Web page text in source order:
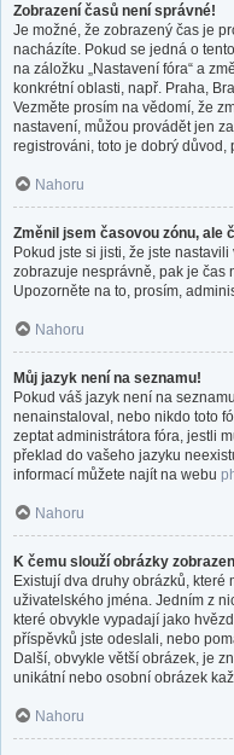
Zobrazení časů není správné!
Je možné, že zobrazený čas je
nacházíte. Pokud se jedná o
na záložku „Nastavení fóra“ a
konkrétní oblasti, např. Praha,
Vezměte prosím na vědomí, že
nastavení, můžou provádět jen
registrováni, toto je dobrý důvod,
Nahoru
Změnil jsem časovou zónu, ale
Pokud jste si jisti, že jste
zobrazuje nesprávně, pak je čas
Upozorněte na to, prosím,
Nahoru
Můj jazyk není na seznamu!
Pokud váš jazyk není na
nenainstaloval, nebo nikdo toto
zeptat administrátora fóra, jestli
překlad do vašeho jazyku
informací můžete najít na webu
Nahoru
K čemu slouží obrázky
Existují dva druhy obrázků, které
uživatelského jména. Jedním z
které obvykle vypadají jako
příspěvků jste odeslali, nebo
Další, obvykle větší obrázek, je
unikátní nebo osobní obrázek
Nahoru